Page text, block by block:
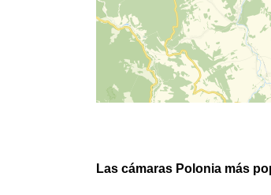
Las cámaras Polonia más